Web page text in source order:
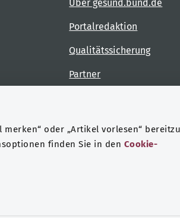
oder „Artikel vorlesen“
finden Sie in den Cookie-
Über gesund.bund.de
Portalredaktion
Qualitätssicherung
Partner